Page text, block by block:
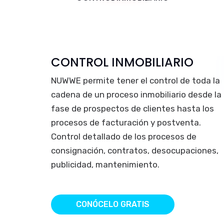
PROCESOS EN LÍNEA
Es un sistema 100% online el cual permite
conocer el estado de las solicitudes, las
etapas, las áreas, los funcionarios, fechas,
estados, documentos, bitácora de
todo en tiempo real, para que puedas
identificar esos cuellos de botella y puedas
dar soluciones inmediatas.
CONÓCELO GRATIS